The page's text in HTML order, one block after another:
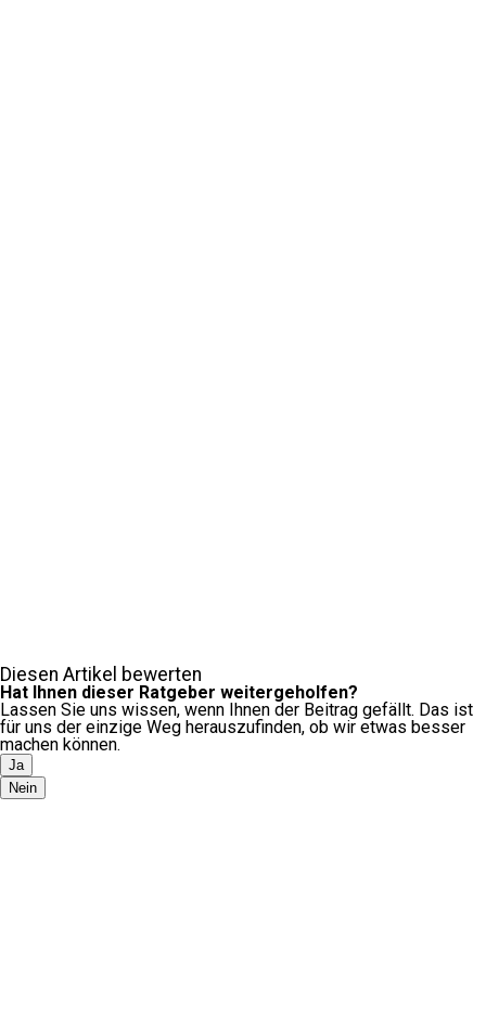
Diesen Artikel bewerten
Hat Ihnen dieser Ratgeber weitergeholfen?
Lassen Sie uns wissen, wenn Ihnen der Beitrag gefällt. Das ist
für uns der einzige Weg herauszufinden, ob wir etwas besser
machen können.
Ja
Nein